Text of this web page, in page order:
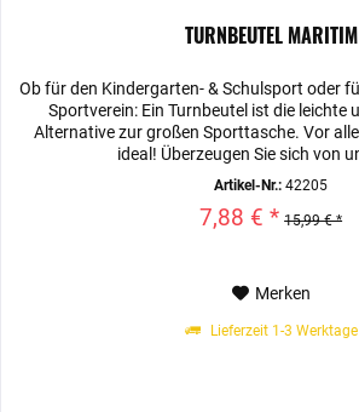
TURNBEUTEL MARITIM
Ob für den Kindergarten- & Schulsport oder
Sportverein: Ein Turnbeutel ist die leichte
Alternative zur großen Sporttasche. Vor
ideal! Überzeugen Sie sich von
Artikel-Nr.: 42205
7,88 € * 15,99 € *
Merken
Lieferzeit 1-3 Werktage